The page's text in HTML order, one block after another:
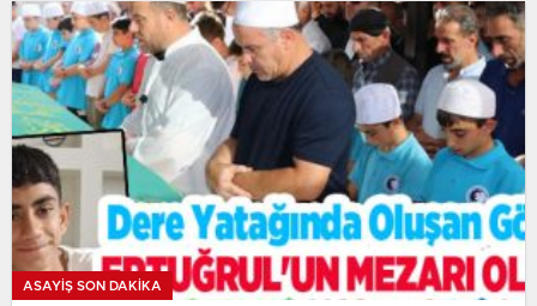
ASAYİŞ SON DAKİKA